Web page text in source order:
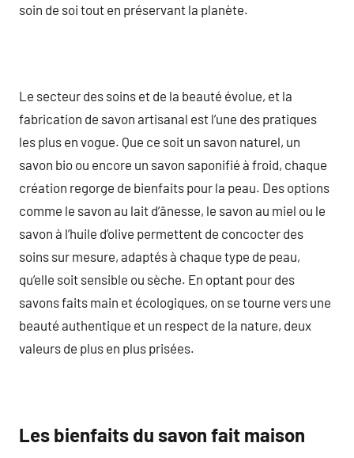
soin de soi tout en préservant la planète.
Le secteur des soins et de la beauté évolue, et la
fabrication de savon artisanal est l’une des pratiques
les plus en vogue. Que ce soit un savon naturel, un
savon bio ou encore un savon saponifié à froid, chaque
création regorge de bienfaits pour la peau. Des options
comme le savon au lait d’ânesse, le savon au miel ou le
savon à l’huile d’olive permettent de concocter des
soins sur mesure, adaptés à chaque type de peau,
qu’elle soit sensible ou sèche. En optant pour des
savons faits main et écologiques, on se tourne vers une
beauté authentique et un respect de la nature, deux
valeurs de plus en plus prisées.
Les bienfaits du savon fait maison